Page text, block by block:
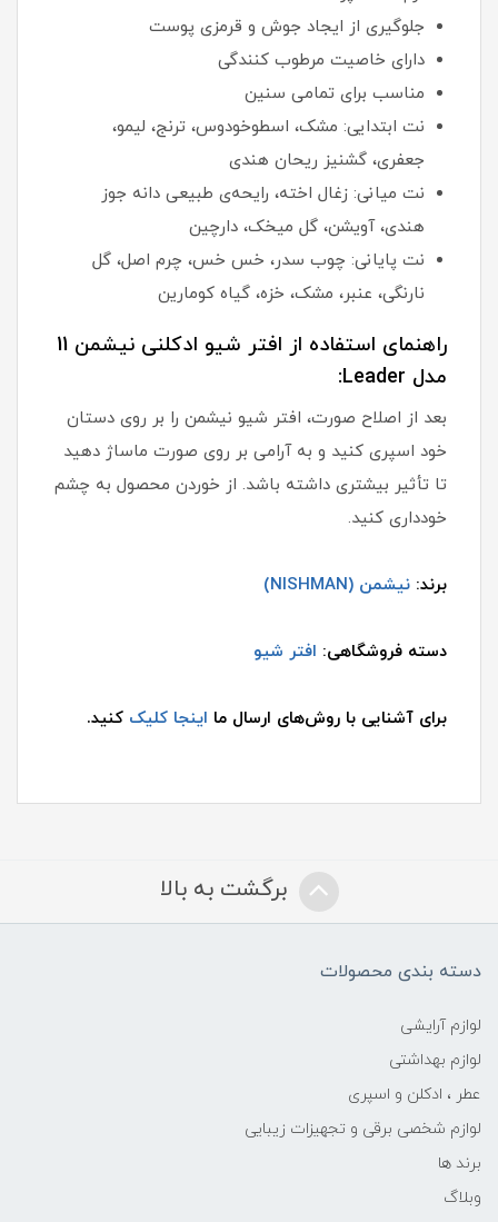
جلوگیری از ایجاد جوش و قرمزی پوست
دارای خاصیت مرطوب کنندگی
مناسب برای تمامی سنین
نت ابتدایی: مشک، اسطوخودوس، ترنج، لیمو،
جعفری، گشنیز ریحان هندی
نت میانی: زغال اخته، رایحه‌ی طبیعی دانه جوز
هندی، آویشن، گل میخک، دارچین
نت پایانی: چوب سدر، خس خس، چرم اصل، گل
نارنگی، عنبر، مشک، خزه، گیاه کومارین
راهنمای استفاده از افتر شیو ادکلنی نیشمن 11
مدل Leader:
بعد از اصلاح صورت، افتر شیو نیشمن را بر روی دستان
خود اسپری کنید و به آرامی بر روی صورت ماساژ دهید
تا تأثیر بیشتری داشته باشد. از خوردن محصول به چشم
خودداری کنید.
برند: نیشمن (NISHMAN)
دسته فروشگاهی: افتر شیو
برای آشنایی با روش‌های ارسال ما اینجا کلیک کنید.
برگشت به بالا
دسته بندی محصولات
لوازم آرایشی
لوازم بهداشتی
عطر ، ادکلن و اسپری
لوازم شخصی برقی و تجهیزات زیبایی
برند ها
وبلاگ